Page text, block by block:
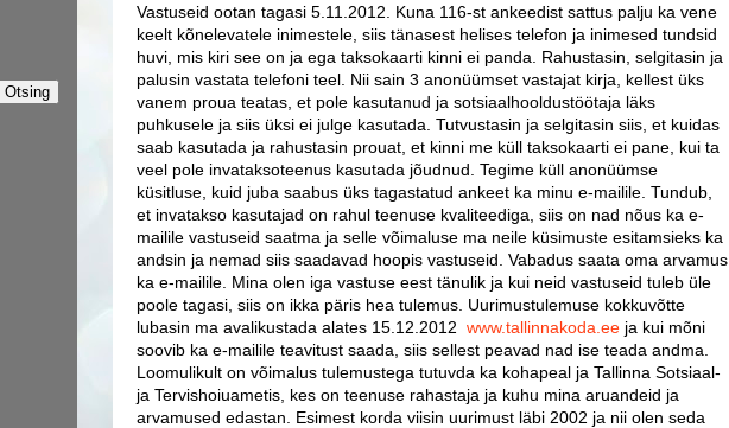
Vastuseid ootan tagasi 5.11.2012. Kuna 116-st ankeedist sattus palju ka vene
keelt kõnelevatele inimestele, siis tänasest helises telefon ja inimesed tundsid
huvi, mis kiri see on ja ega taksokaarti kinni ei panda. Rahustasin, selgitasin ja
palusin vastata telefoni teel. Nii sain 3 anonüümset vastajat kirja, kellest üks
vanem proua teatas, et pole kasutanud ja sotsiaalhooldustöötaja läks
puhkusele ja siis üksi ei julge kasutada. Tutvustasin ja selgitasin siis, et kuidas
saab kasutada ja rahustasin prouat, et kinni me küll taksokaarti ei pane, kui ta
veel pole invataksoteenus kasutada jõudnud. Tegime küll anonüümse
küsitluse, kuid juba saabus üks tagastatud ankeet ka minu e-mailile. Tundub,
et invatakso kasutajad on rahul teenuse kvaliteediga, siis on nad nõus ka e-
mailile vastuseid saatma ja selle võimaluse ma neile küsimuste esitamsieks ka
andsin ja nemad siis saadavad hoopis vastuseid. Vabadus saata oma arvamus
ka e-mailile. Mina olen iga vastuse eest tänulik ja kui neid vastuseid tuleb üle
poole tagasi, siis on ikka päris hea tulemus. Uurimustulemuse kokkuvõtte
lubasin ma avalikustada alates 15.12.2012 www.tallinnakoda.ee ja kui mõni
soovib ka e-mailile teavitust saada, siis sellest peavad nad ise teada andma.
Loomulikult on võimalus tulemustega tutuvda ka kohapeal ja Tallinna Sotsiaal-
ja Tervishoiuametis, kes on teenuse rahastaja ja kuhu mina aruandeid ja
arvamused edastan. Esimest korda viisin uurimust läbi 2002 ja nii olen seda